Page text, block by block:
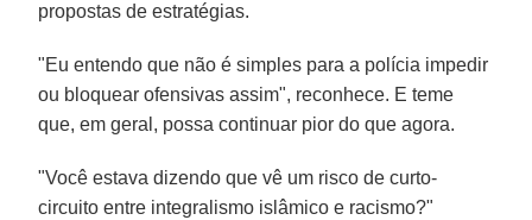
propostas de estratégias.
"Eu entendo que não é simples para a polícia impedir
ou bloquear ofensivas assim", reconhece. E teme
que, em geral, possa continuar pior do que agora.
"Você estava dizendo que vê um risco de curto-
circuito entre integralismo islâmico e racismo?"